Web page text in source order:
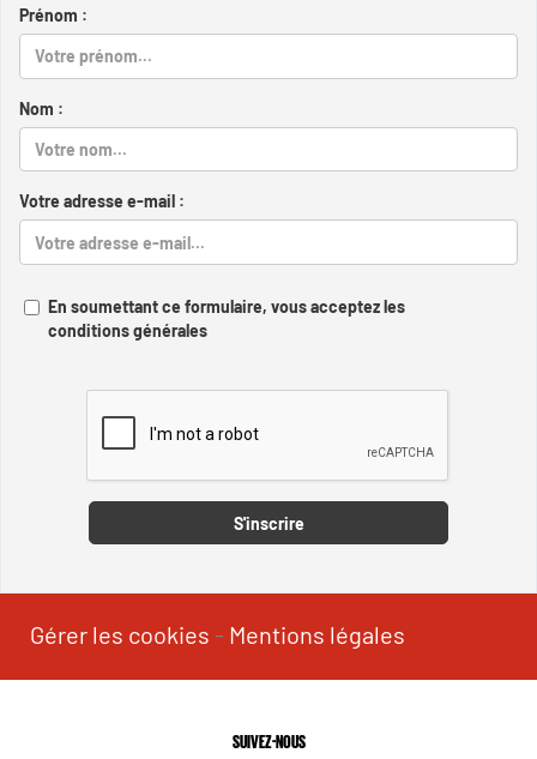
Prénom :
Nom :
Votre adresse e-mail :
En soumettant ce formulaire, vous acceptez les
conditions générales
S'inscrire
Gérer les cookies - Mentions légales
SUIVEZ-NOUS